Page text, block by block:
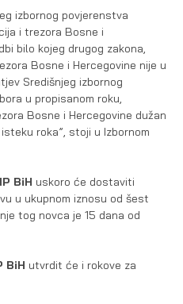
izbornog povjerenstva
i trezora Bosne i
bilo kojeg drugog zakona,
Bosne i Hercegovine nije u
Središnjeg izbornog
u propisanom roku,
Bosne i Hercegovine dužan
roka”, stoji u Izbornom
BiH uskoro će dostaviti
u ukupnom iznosu od šest
tog novca je 15 dana od
BiH utvrdit će i rokove za